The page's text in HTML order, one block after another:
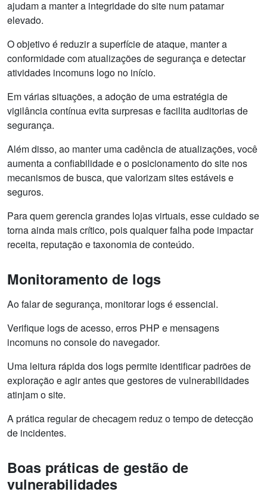
ajudam a manter a integridade do site num patamar
elevado.
O objetivo é reduzir a superfície de ataque, manter a
conformidade com atualizações de segurança e detectar
atividades incomuns logo no início.
Em várias situações, a adoção de uma estratégia de
vigilância contínua evita surpresas e facilita auditorias de
segurança.
Além disso, ao manter uma cadência de atualizações, você
aumenta a confiabilidade e o posicionamento do site nos
mecanismos de busca, que valorizam sites estáveis e
seguros.
Para quem gerencia grandes lojas virtuais, esse cuidado se
torna ainda mais crítico, pois qualquer falha pode impactar
receita, reputação e taxonomia de conteúdo.
Monitoramento de logs
Ao falar de segurança, monitorar logs é essencial.
Verifique logs de acesso, erros PHP e mensagens
incomuns no console do navegador.
Uma leitura rápida dos logs permite identificar padrões de
exploração e agir antes que gestores de vulnerabilidades
atinjam o site.
A prática regular de checagem reduz o tempo de detecção
de incidentes.
Boas práticas de gestão de
vulnerabilidades